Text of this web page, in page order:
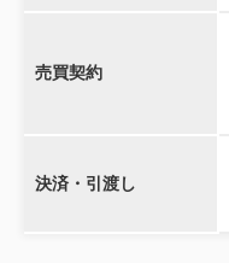
売買契約
決済・引渡し